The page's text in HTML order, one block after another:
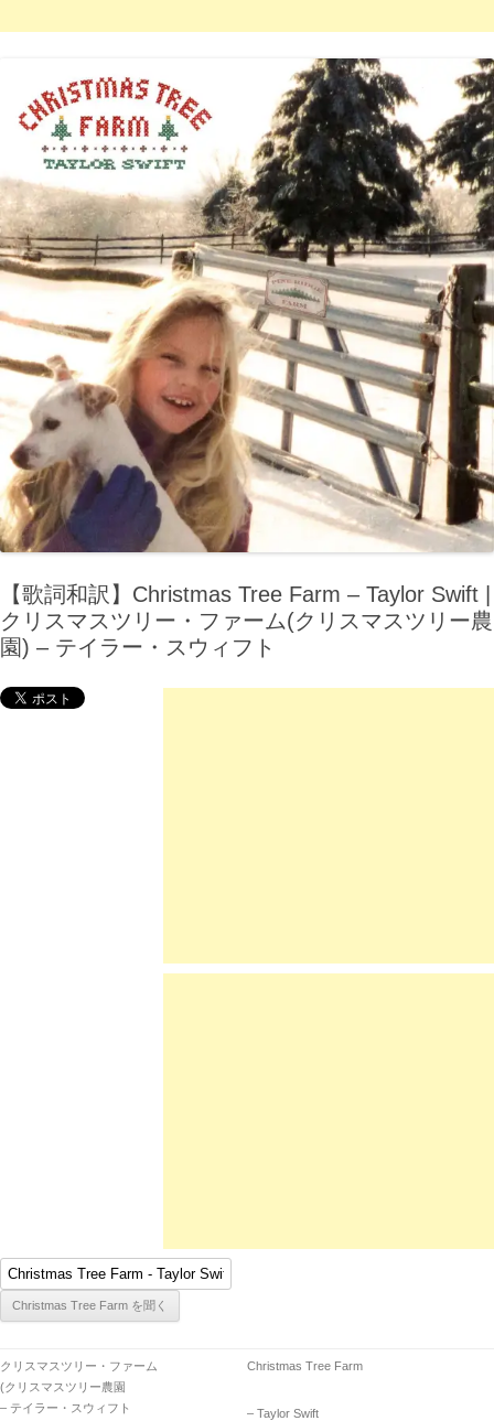
【歌詞和訳】Christmas Tree Farm – Taylor Swift |
クリスマスツリー・ファーム(クリスマスツリー農
園) – テイラー・スウィフト
クリスマスツリー・ファーム
(クリスマスツリー農園
– テイラー・スウィフト
Christmas Tree Farm
– Taylor Swift